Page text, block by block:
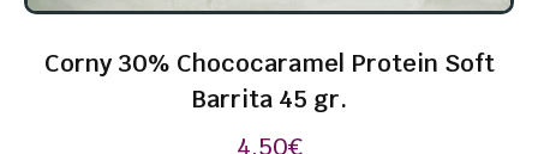
Corny 30% Chococaramel Protein Soft
Barrita 45 gr.
4,50€